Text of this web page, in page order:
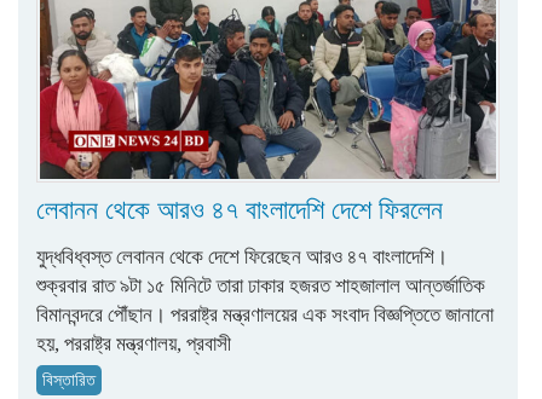
লেবানন থেকে আরও ৪৭ বাংলাদেশি দেশে ফিরলেন
যুদ্ধবিধ্বস্ত লেবানন থেকে দেশে ফিরেছেন আরও ৪৭ বাংলাদেশি।
শুক্রবার রাত ৯টা ১৫ মিনিটে তারা ঢাকার হজরত শাহজালাল আন্তর্জাতিক
বিমানবন্দরে পৌঁছান। পররাষ্ট্র মন্ত্রণালয়ের এক সংবাদ বিজ্ঞপ্তিতে জানানো
হয়, পররাষ্ট্র মন্ত্রণালয়, প্রবাসী
বিস্তারিত